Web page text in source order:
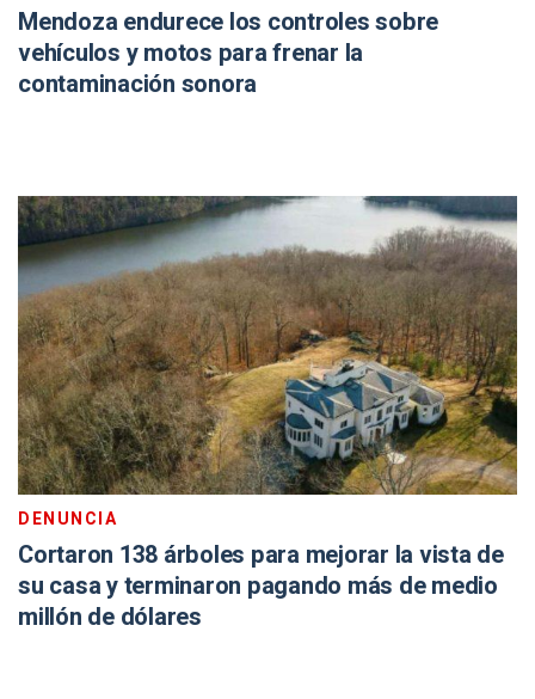
Mendoza endurece los controles sobre
vehículos y motos para frenar la
contaminación sonora
DENUNCIA
Cortaron 138 árboles para mejorar la vista de
su casa y terminaron pagando más de medio
millón de dólares